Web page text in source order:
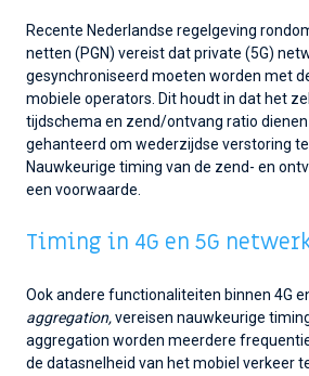
Recente Nederlandse regelgeving
netten (PGN) vereist dat private (5G)
gesynchroniseerd moeten worden met
mobiele operators. Dit houdt in dat het
tijdschema en zend/ontvang ratio
gehanteerd om wederzijdse verstoring te
Nauwkeurige timing van de zend- en
een voorwaarde.
Timing in 4G en 5G
Ook andere functionaliteiten binnen 4G
aggregation,vereisen nauwkeurige
aggregation worden meerdere
de datasnelheid van het mobiel verkeer